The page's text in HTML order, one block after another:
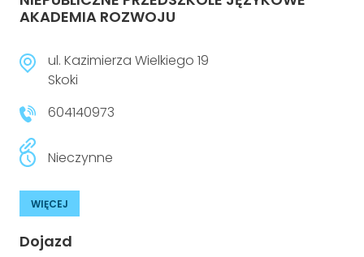
AKADEMIA ROZWOJU
ul. Kazimierza Wielkiego 19
Skoki
604140973
Nieczynne
WIĘCEJ
Dojazd